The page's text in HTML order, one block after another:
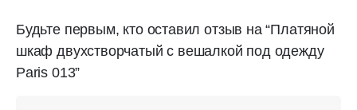
Будьте первым, кто оставил отзыв на “Платяной
шкаф двухстворчатый с вешалкой под одежду
Paris 013”